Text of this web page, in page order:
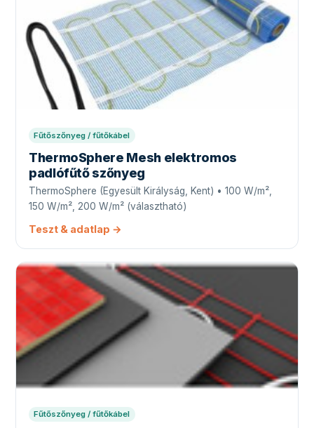
Fűtőszőnyeg / fűtőkábel
ThermoSphere Mesh elektromos
padlófűtő szőnyeg
ThermoSphere (Egyesült Királyság, Kent) • 100 W/m²,
150 W/m², 200 W/m² (választható)
Teszt & adatlap →
Fűtőszőnyeg / fűtőkábel